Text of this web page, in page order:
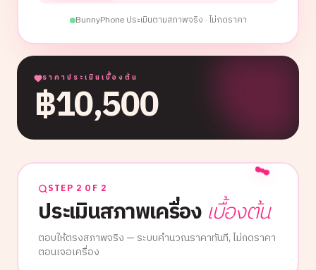
BunnyPhone ประเมินตามสภาพจริง · ไม่กดราคา
ราคาประเมินเบื้องต้น
฿10,500
STEP 2 OF 2
ประเมินสภาพเครื่อง เบื้องต้น
ตอบให้ตรงสภาพจริง — ระบบคำนวณราคาทันที, ไม่กดราคา
ตอนเจอเครื่อง